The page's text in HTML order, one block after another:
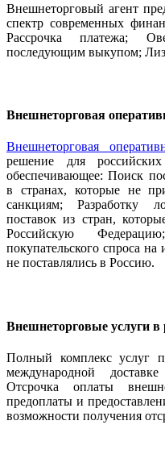
Внешнеторговый агент
спектр современных
Рассрочка платежа;
последующим выкупом;
Внешнеторговая
Внешнеторговая
решение для российских
обеспечивающее: Поиск
в странах, которые не
санкциям; Разработку
поставок из стран,
Российскую
покупательского спроса
не поставлялись в Россию.
Внешнеторговые услуги в
Полный комплекс услуг
международной
Отсрочка оплаты
предоплаты и
возможности получения